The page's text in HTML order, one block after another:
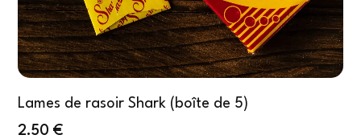
Lames de rasoir Shark (boîte de 5)
2.50 €